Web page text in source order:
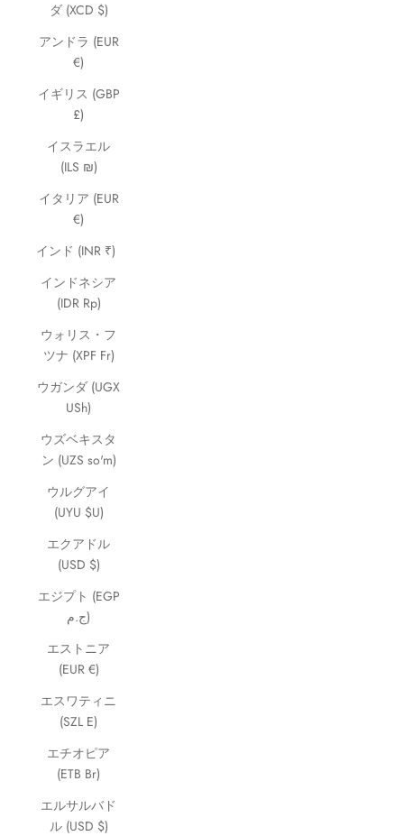
ダ (XCD $)
アンドラ (EUR
€)
イギリス (GBP
£)
イスラエル
(ILS ₪)
イタリア (EUR
€)
インド (INR ₹)
インドネシア
(IDR Rp)
ウォリス・フ
ツナ (XPF Fr)
ウガンダ (UGX
USh)
ウズベキスタ
ン (UZS so'm)
ウルグアイ
(UYU $U)
エクアドル
(USD $)
エジプト (EGP
ج.م)
エストニア
(EUR €)
エスワティニ
(SZL E)
エチオピア
(ETB Br)
エルサルバド
ル (USD $)